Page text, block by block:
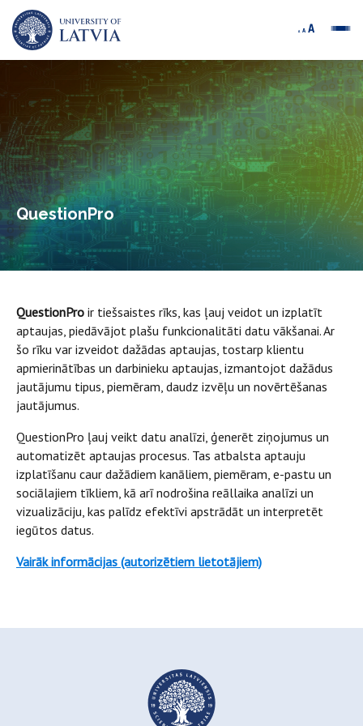
QuestionPro
QuestionPro ir tiešsaistes rīks, kas ļauj veidot un izplatīt
aptaujas, piedāvājot plašu funkcionalitāti datu vākšanai. Ar
šo rīku var izveidot dažādas aptaujas, tostarp klientu
apmierinātības un darbinieku aptaujas, izmantojot dažādus
jautājumu tipus, piemēram, daudz izvēļu un novērtēšanas
jautājumus.
QuestionPro ļauj veikt datu analīzi, ģenerēt ziņojumus un
automatizēt aptaujas procesus. Tas atbalsta aptauju
izplatīšanu caur dažādiem kanāliem, piemēram, e-pastu un
sociālajiem tīkliem, kā arī nodrošina reāllaika analīzi un
vizualizāciju, kas palīdz efektīvi apstrādāt un interpretēt
iegūtos datus.
Vairāk informācijas (autorizētiem lietotājiem)